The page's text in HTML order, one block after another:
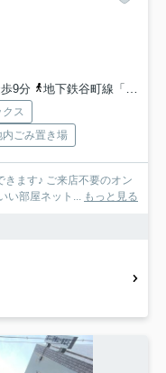
9分
地下鉄谷町線「谷町九丁目」駅 徒歩8分
ス
内ごみ置き場
ます♪ ご来店不要のオン
い部屋ネット... もっと見る